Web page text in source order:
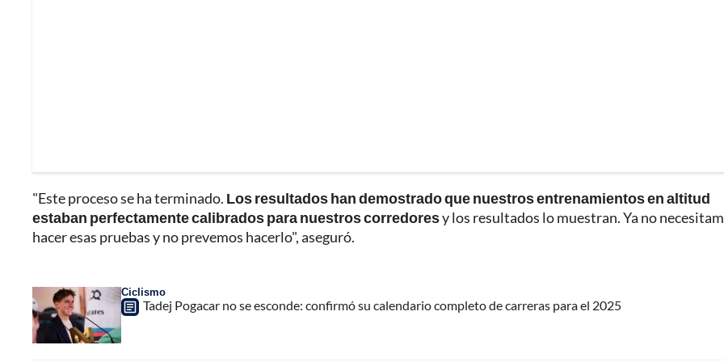
"Este proceso se ha terminado. Los resultados han demostrado que nuestros entrenamientos en altitud
estaban perfectamente calibrados para nuestros corredoresy los resultados lo muestran. Ya no
hacer esas pruebas y no prevemos hacerlo", aseguró.
Ciclismo
Tadej Pogacar no se esconde: confirmó su calendario completo de carreras para el 2025